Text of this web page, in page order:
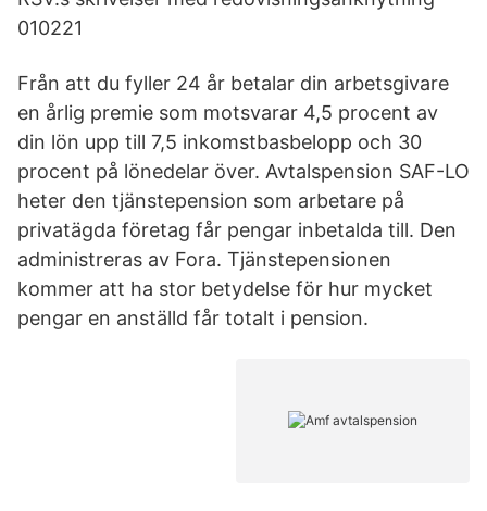
010221
Från att du fyller 24 år betalar din arbetsgivare
en årlig premie som motsvarar 4,5 procent av
din lön upp till 7,5 inkomstbasbelopp och 30
procent på lönedelar över. Avtalspension SAF-LO
heter den tjänstepension som arbetare på
privatägda företag får pengar inbetalda till. Den
administreras av Fora. Tjänstepensionen
kommer att ha stor betydelse för hur mycket
pengar en anställd får totalt i pension.